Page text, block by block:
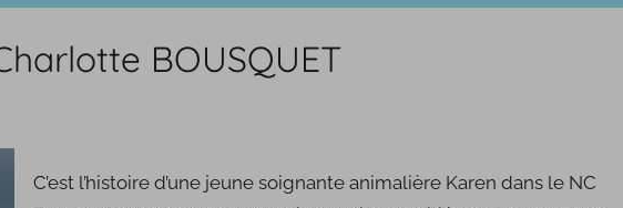
BOUSQUET
C’est l’histoire d’une jeune soignante animalière Karen dans le NC